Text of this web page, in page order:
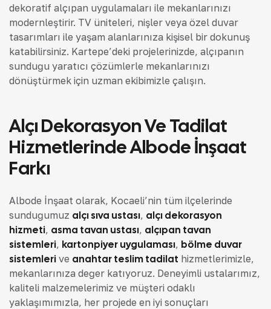
dekoratif alçıpan uygulamaları ile mekanlarınızı
modernleştirir. TV üniteleri, nişler veya özel duvar
tasarımları ile yaşam alanlarınıza kişisel bir dokunuş
katabilirsiniz. Kartepe’deki projelerinizde, alçıpanın
sunduğu yaratıcı çözümlerle mekanlarınızı
dönüştürmek için uzman ekibimizle çalışın.
Alçı Dekorasyon Ve Tadilat
Hizmetlerinde Albode İnşaat
Farkı
Albode İnşaat olarak, Kocaeli’nin tüm ilçelerinde
sunduğumuz alçı sıva ustası, alçı dekorasyon
hizmeti, asma tavan ustası, alçıpan tavan
sistemleri, kartonpiyer uygulaması, bölme duvar
sistemleri ve anahtar teslim tadilat hizmetlerimizle,
mekanlarınıza değer katıyoruz. Deneyimli ustalarımız,
kaliteli malzemelerimiz ve müşteri odaklı
yaklaşımımızla, her projede en iyi sonuçları